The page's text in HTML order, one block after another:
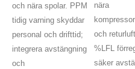
och nära spolar. PPM
tidig varning skyddar
personal och drifttid;
integrera avstängning
och
nära
och
%LFL
säker